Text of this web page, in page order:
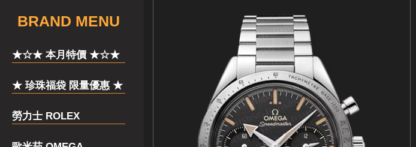
​BRAND MENU
★☆★ 本月特價 ★☆★
★ 珍珠福袋 限量優惠 ★
勞力士 ROLEX